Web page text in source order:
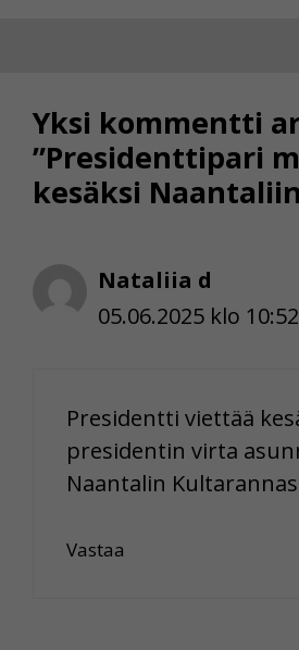
Yksi kommentti
”Presidenttipari
kesäksi
Nataliia d
05.06.2025 klo 10:52
Presidentti viettää
presidentin virta
Naantalin
Vastaa